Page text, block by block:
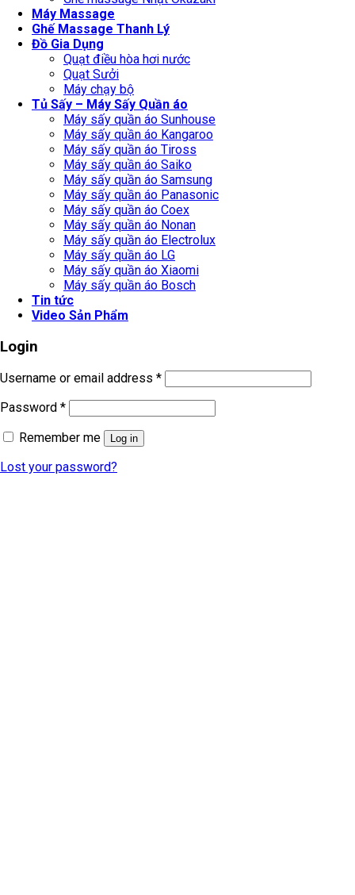
Máy Massage
Ghế Massage Thanh Lý
Đồ Gia Dụng
Quạt điều hòa hơi nước
Quạt Sưởi
Máy chạy bộ
Tủ Sấy – Máy Sấy Quần áo
Máy sấy quần áo Sunhouse
Máy sấy quần áo Kangaroo
Máy sấy quần áo Tiross
Máy sấy quần áo Saiko
Máy sấy quần áo Samsung
Máy sấy quần áo Panasonic
Máy sấy quần áo Coex
Máy sấy quần áo Nonan
Máy sấy quần áo Electrolux
Máy sấy quần áo LG
Máy sấy quần áo Xiaomi
Máy sấy quần áo Bosch
Tin tức
Video Sản Phẩm
Login
Username or email address *
Password *
Remember me
Log in
Lost your password?